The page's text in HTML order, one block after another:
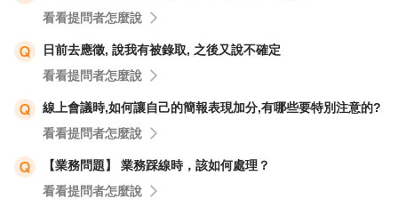
看看提問者怎麼說
日前去應徵, 說我有被錄取, 之後又說不確定
看看提問者怎麼說
線上會議時,如何讓自己的簡報表現加分,有哪些要特別注意的?
看看提問者怎麼說
【業務問題】 業務踩線時，該如何處理？
看看提問者怎麼說